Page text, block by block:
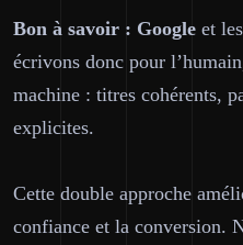
Bon à savoir : Google et
écrivons donc pour
machine : titres cohérents,
explicites.
Cette double approche
confiance et la conversion.